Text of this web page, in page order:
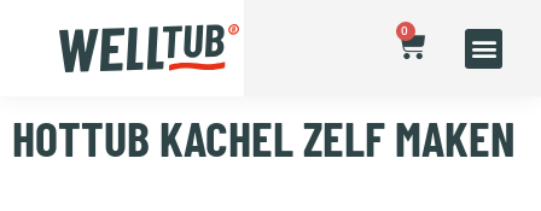
0
HOTTUB KACHEL ZELF MAKEN